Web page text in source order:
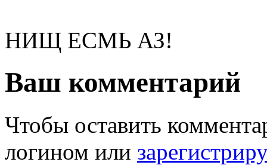
НИЩ ЕСМЬ АЗ!
Ваш комментарий
Чтобы оставить
логином или